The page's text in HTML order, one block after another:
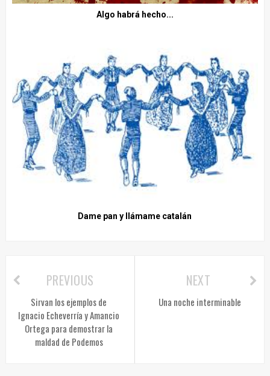
Algo habrá hecho...
Dame pan y llámame catalán
NEXT
Una noche interminable
PREVIOUS
Sirvan los ejemplos de
Ignacio Echeverría y Amancio
Ortega para demostrar la
maldad de Podemos